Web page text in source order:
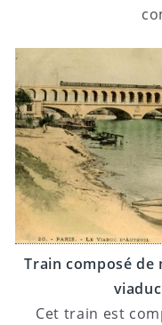
Train composé
Cet train est